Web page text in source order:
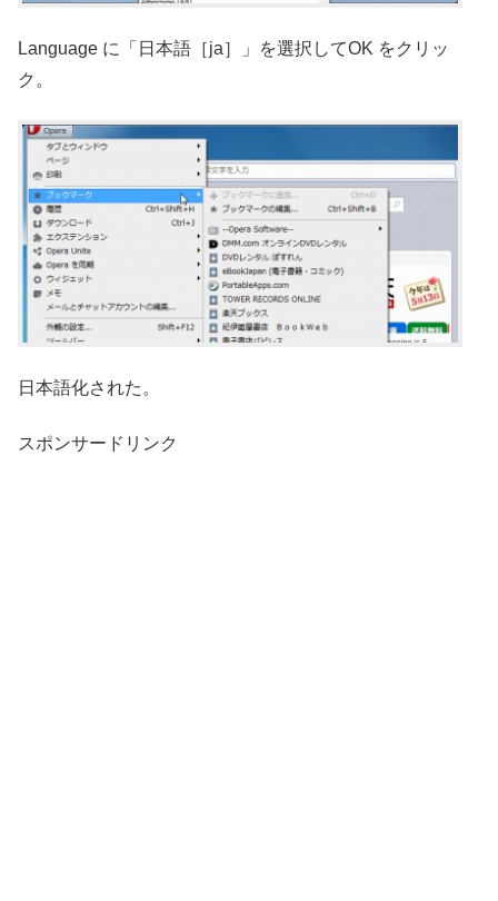
Language に「日本語［ja］」を選択してOK をクリッ
ク。
日本語化された。
スポンサードリンク